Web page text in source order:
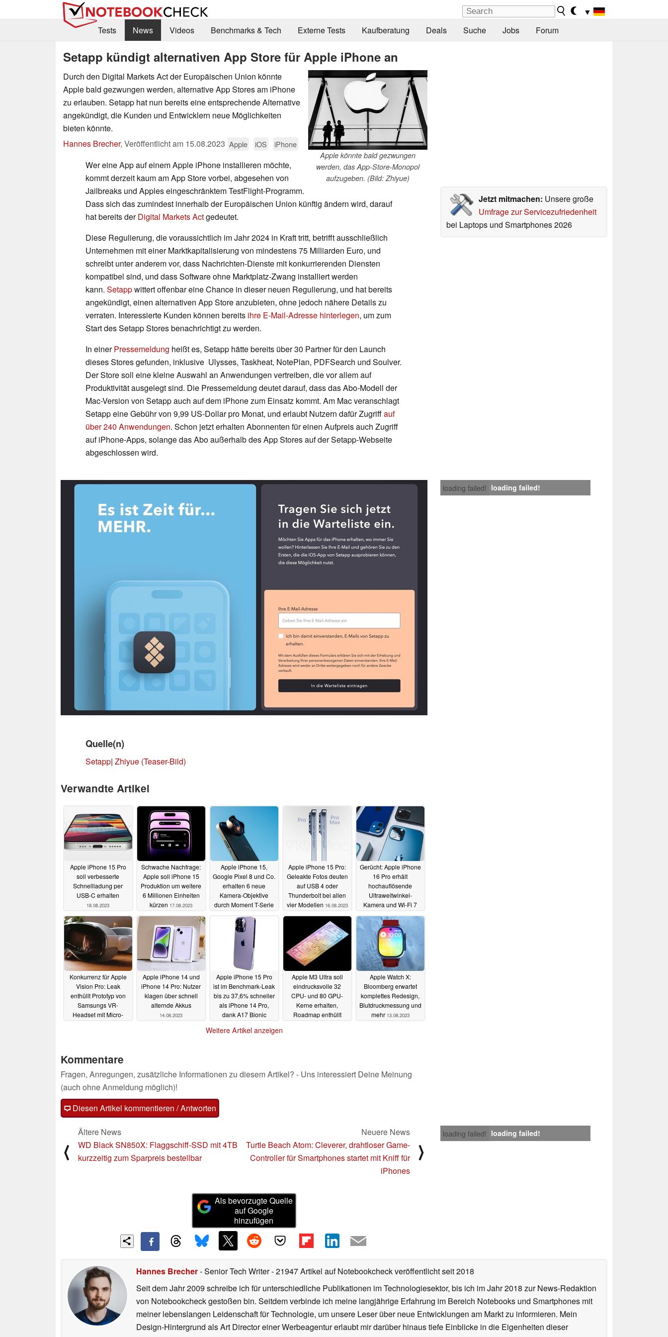
▼
Tests
News Videos Benchmarks & Tech Externe Tests Kaufberatung Deals Suche Jobs Forum
Setapp kündigt alternativen App Store für Apple iPhone an
Apple könnte bald gezwungen
werden, das App-Store-Monopol
aufzugeben. (Bild: Zhiyue)
Durch den Digital Markets Act der Europäischen Union könnte
Apple bald gezwungen werden, alternative App Stores am iPhone
zu erlauben. Setapp hat nun bereits eine entsprechende Alternative
angekündigt, die Kunden und Entwicklern neue Möglichkeiten
bieten könnte.
Hannes Brecher, Veröffentlicht am 15.08.2023 Apple iOS iPhone
Jetzt mitmachen: Unsere große
Umfrage zur Servicezufriedenheit
bei Laptops und Smartphones 2026
Wer eine App auf einem Apple iPhone installieren möchte,
kommt derzeit kaum am App Store vorbei, abgesehen von
Jailbreaks und Apples eingeschränktem TestFlight-Programm.
Dass sich das zumindest innerhalb der Europäischen Union künftig ändern wird, darauf
hat bereits derDigital Markets Actgedeutet.
Diese Regulierung, die voraussichtlich im Jahr 2024 in Kraft tritt, betrifft ausschließlich
Unternehmen mit einer Marktkapitalisierung von mindestens 75 Milliarden Euro, und
schreibt unter anderem vor, dass Nachrichten-Dienste mit konkurrierenden Diensten
kompatibel sind, und dass Software ohne Marktplatz-Zwang installiert werden
kann. Setappwittert offenbar eine Chance in dieser neuen Regulierung, und hat bereits
angekündigt, einen alternativen App Store anzubieten, ohne jedoch nähere Details zu
verraten. Interessierte Kunden können bereits ihre E-Mail-Adresse hinterlegen, um zum
Start des Setapp Stores benachrichtigt zu werden.
In einerPressemeldung heißt es, Setapp hätte bereits über 30 Partner für den Launch
dieses Stores gefunden, inklusive Ulysses, Taskheat, NotePlan, PDFSearch und Soulver.
Der Store soll eine kleine Auswahl an Anwendungen vertreiben, die vor allem auf
Produktivität ausgelegt sind. Die Pressemeldung deutet darauf, dass das Abo-Modell der
Mac-Version von Setapp auch auf dem iPhone zum Einsatz kommt. Am Mac veranschlagt
Setapp eine Gebühr von 9,99 US-Dollar pro Monat, und erlaubt Nutzern dafür Zugriffauf
über 240 Anwendungen. Schon jetzt erhalten Abonnenten für einen Aufpreis auch Zugriff
auf iPhone-Apps, solange das Abo außerhalb des App Stores auf der Setapp-Webseite
abgeschlossen wird.
loading failed! loading failed!
Quelle(n)
Setapp| Zhiyue (Teaser-Bild)
Verwandte Artikel
Apple iPhone 15 Pro
soll verbesserte
Schnellladung per
USB-C erhalten
18.08.2023
Schwache Nachfrage:
Apple soll iPhone 15
Produktion um weitere
6 Millionen Einheiten
kürzen 17.08.2023
Apple iPhone 15,
Google Pixel 8 und Co.
erhalten 6 neue
Kamera-Objektive
durch Moment T-Serie
17.08.2023
Apple iPhone 15 Pro:
Geleakte Fotos deuten
auf USB 4 oder
Thunderbolt bei allen
vier Modellen 16.08.2023
Gerücht: Apple iPhone
16 Pro erhält
hochauflösende
Ultraweitwinkel-
Kamera und Wi-Fi 7
15.08.2023
Konkurrenz für Apple
Vision Pro: Leak
enthüllt Prototyp von
Samsungs VR-
Headset mit Micro-
Apple iPhone 14 und
iPhone 14 Pro: Nutzer
klagen über schnell
alternde Akkus
14.08.2023
Apple iPhone 15 Pro
ist im Benchmark-Leak
bis zu 37,6% schneller
als iPhone 14 Pro,
dank A17 Bionic
Apple M3 Ultra soll
eindrucksvolle 32
CPU- und 80 GPU-
Kerne erhalten,
Roadmap enthüllt
Apple Watch X:
Bloomberg erwartet
komplettes Redesign,
Blutdruckmessung und
mehr 13.08.2023
Weitere Artikel anzeigen
Kommentare
Fragen, Anregungen, zusätzliche Informationen zu diesem Artikel? - Uns interessiert Deine Meinung
(auch ohne Anmeldung möglich)!
Diesen Artikel kommentieren / Antworten
loading failed! loading failed!
⟨
Ältere News
WD Black SN850X: Flaggschiff-SSD mit 4TB
kurzzeitig zum Sparpreis bestellbar
Neuere News
Turtle Beach Atom: Cleverer, drahtloser Game-
Controller für Smartphones startet mit Kniff für
iPhones
⟩
Als bevorzugte Quelle
auf Google
hinzufügen
Hannes Brecher- Senior Tech Writer- 21947 Artikel auf Notebookcheck veröffentlichtseit 2018
Seit dem Jahr 2009 schreibe ich für unterschiedliche Publikationen im Technologiesektor, bis ich im Jahr 2018 zur News-Redaktion
von Notebookcheck gestoßen bin. Seitdem verbinde ich meine langjährige Erfahrung im Bereich Notebooks und Smartphones mit
meiner lebenslangen Leidenschaft für Technologie, um unsere Leser über neue Entwicklungen am Markt zu informieren. Mein
Design-Hintergrund als Art Director einer Werbeagentur erlaubt mir darüber hinaus tiefe Einblicke in die Eigenheiten dieser